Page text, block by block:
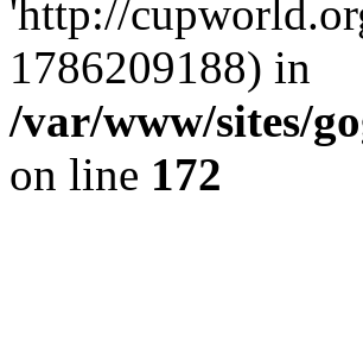
'http://
1786209188) in
/var/www/sites/
on line 172